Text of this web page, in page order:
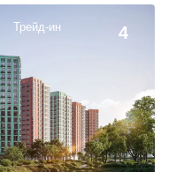
22 предложения
от16 491 230 ₽
22 предложения
Трейд-ин 4